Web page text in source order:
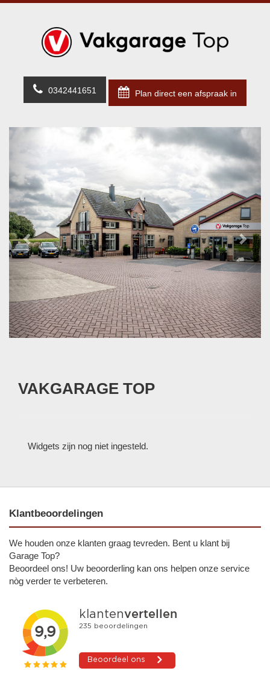
0342441651 Plan direct een afspraak in
Previous Next
VAKGARAGE TOP
Widgets zijn nog niet ingesteld.
Klantbeoordelingen
We houden onze klanten graag tevreden. Bent u klant bij
Garage Top?
Beoordeel ons! Uw beoorderling kan ons helpen onze service
nòg verder te verbeteren.